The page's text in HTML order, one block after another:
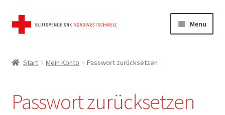
Skip
to
Skip
to
Menu
Datenschutz
Start Mein Konto Passwort zurücksetzen
Passwort zurücksetzen